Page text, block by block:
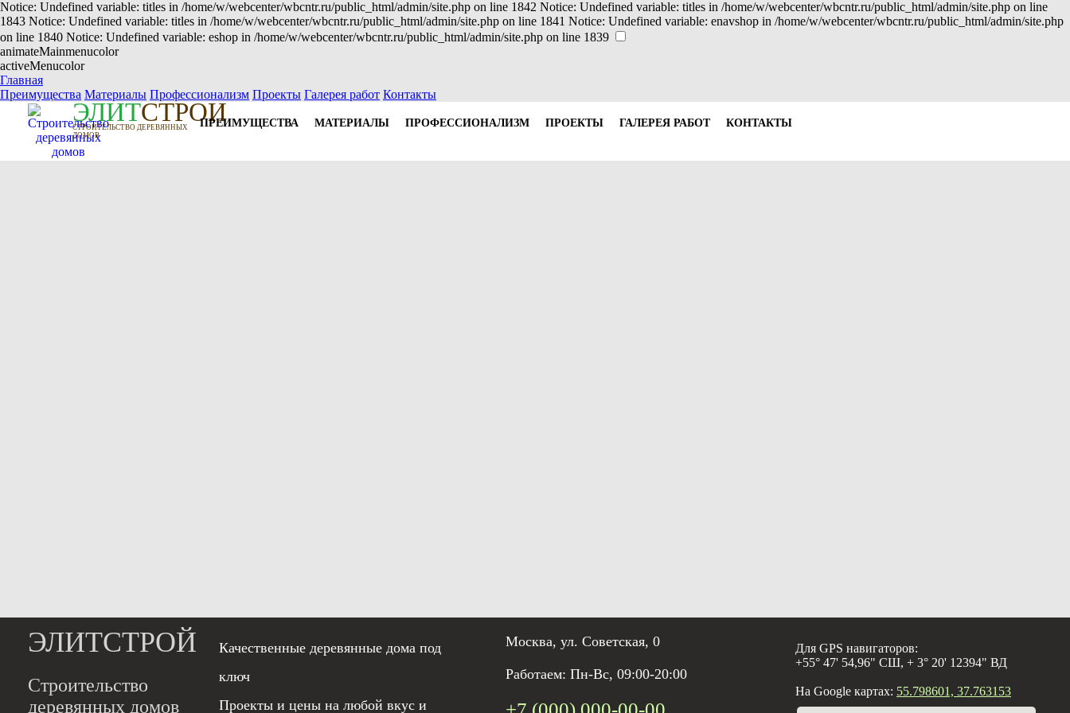
Notice: Undefined variable: titles in /home/w/webcenter/wbcntr.ru/public_html/admin/site.php on line 1842 Notice: Undefined variable: titles in /home/w/webcenter/wbcntr.ru/public_html/admin/site.php on line
1843 Notice: Undefined variable: titles in /home/w/webcenter/wbcntr.ru/public_html/admin/site.php on line 1841 Notice: Undefined variable: enavshop in /home/w/webcenter/wbcntr.ru/public_html/admin/site.php
on line 1840 Notice: Undefined variable: eshop in /home/w/webcenter/wbcntr.ru/public_html/admin/site.php on line 1839
animateMainmenucolor
activeMenucolor
Главная
Преимущества Материалы Профессионализм Проекты Галерея работ Контакты
ЭЛИТСТРОЙ
СТРОИТЕЛЬСТВО ДЕРЕВЯННЫХ
ДОМОВ
ПРЕИМУЩЕСТВА МАТЕРИАЛЫ ПРОФЕССИОНАЛИЗМ ПРОЕКТЫ ГАЛЕРЕЯ РАБОТ КОНТАКТЫ
ЭЛИТСТРОЙ
Строительство
деревянных домов
Качественные деревянные дома под
ключ
Проекты и цены на любой вкус и
Москва, ул. Советская, 0
Работаем: Пн-Вс, 09:00-20:00
Для GPS навигаторов:
+55° 47' 54,96" СШ, + 3° 20' 12394" ВД
На Google картах: 55.798601, 37.763153